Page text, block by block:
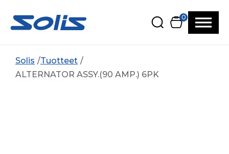
0
Solis
Tuotteet
ALTERNATOR ASSY.(90 AMP.) 6PK